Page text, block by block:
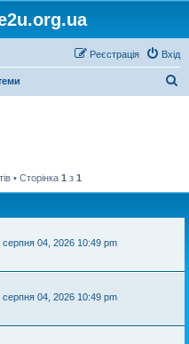
Вхід
Реєстрація
• Сторінка 1 з 1
серпня 04, 2026 10:49 pm
серпня 04, 2026 10:49 pm